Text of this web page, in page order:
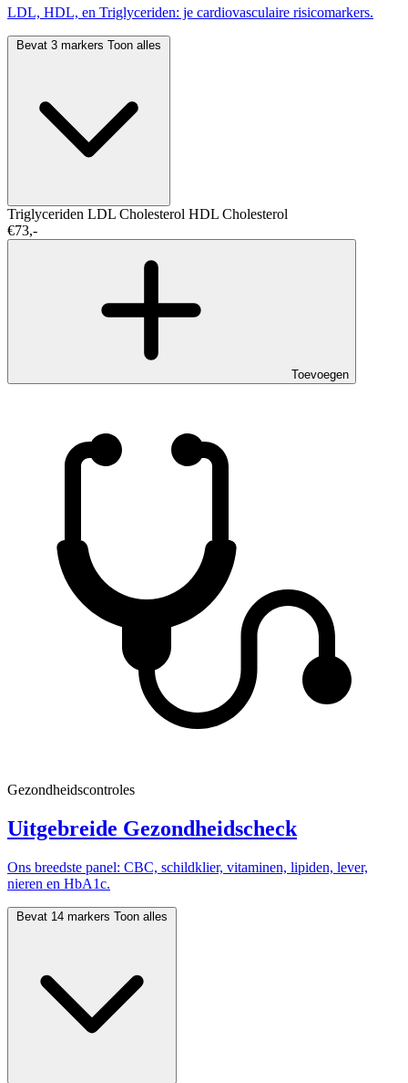
LDL, HDL, en Triglyceriden: je cardiovasculaire risicomarkers.
Bevat 3 markers Toon alles
Triglyceriden LDL Cholesterol HDL Cholesterol
€73,-
Toevoegen
Gezondheidscontroles
Uitgebreide Gezondheidscheck
Ons breedste panel: CBC, schildklier, vitaminen, lipiden, lever,
nieren en HbA1c.
Bevat 14 markers Toon alles